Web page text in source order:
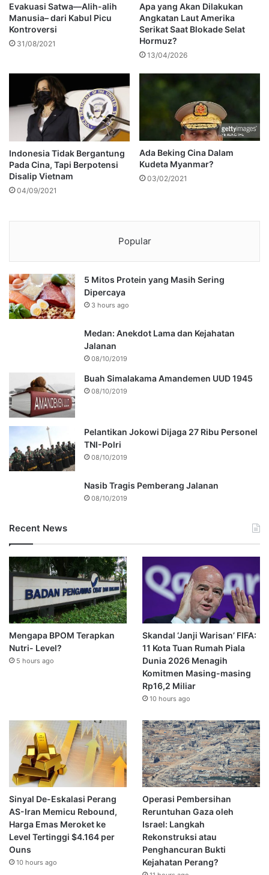
Evakuasi Satwa—Alih-alih
Manusia– dari Kabul Picu
Kontroversi
31/08/2021
Apa yang Akan Dilakukan
Angkatan Laut Amerika
Serikat Saat Blokade Selat
Hormuz?
13/04/2026
Indonesia Tidak Bergantung
Pada Cina, Tapi Berpotensi
Disalip Vietnam
04/09/2021
Ada Beking Cina Dalam
Kudeta Myanmar?
03/02/2021
Popular
5 Mitos Protein yang Masih Sering
Dipercaya
3 hours ago
Medan: Anekdot Lama dan Kejahatan
Jalanan
08/10/2019
Buah Simalakama Amandemen UUD 1945
08/10/2019
Pelantikan Jokowi Dijaga 27 Ribu Personel
TNI-Polri
08/10/2019
Nasib Tragis Pemberang Jalanan
08/10/2019
Recent News
Mengapa BPOM Terapkan
Nutri- Level?
5 hours ago
Skandal ‘Janji Warisan’ FIFA:
11 Kota Tuan Rumah Piala
Dunia 2026 Menagih
Komitmen Masing-masing
Rp16,2 Miliar
10 hours ago
Sinyal De-Eskalasi Perang
AS-Iran Memicu Rebound,
Harga Emas Meroket ke
Level Tertinggi $4.164 per
Ouns
10 hours ago
Operasi Pembersihan
Reruntuhan Gaza oleh
Israel: Langkah
Rekonstruksi atau
Penghancuran Bukti
Kejahatan Perang?